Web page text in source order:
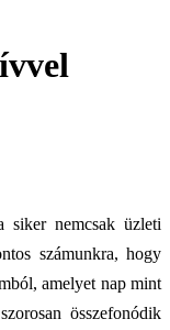
nemcsak üzleti
számunkra, hogy
amelyet nap mint
összefonódik